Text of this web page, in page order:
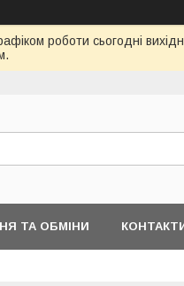
роботи сьогодні
ТА ОБМІНИ